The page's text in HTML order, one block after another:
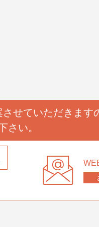
せていただきます
さい。